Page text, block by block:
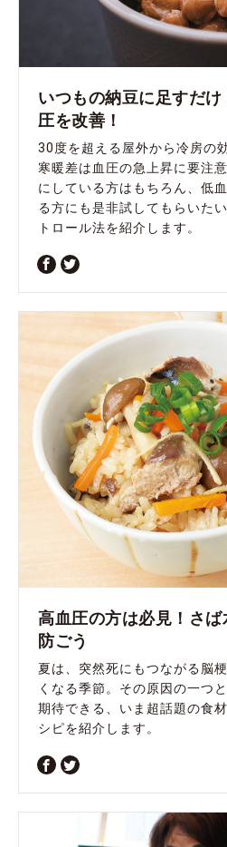
いつもの納豆に足すだけ
圧を改善！
30度を超える屋外から冷房の
寒暖差は血圧の急上昇に要注
にしている方はもちろん、低
る方にも是非試してもらいた
トロール法を紹介します。
高血圧の方は必見！さ
防ごう
夏は、突然死にもつながる脳
くなる季節。その原因の一つ
期待できる、いま超話題の食
シピを紹介します。